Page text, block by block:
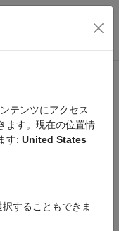
ーション メ
双一次変換
テンツにアクセス
ます。現在の位置情
す: United States
することもできま